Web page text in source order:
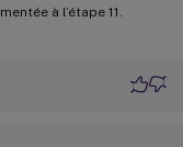
à l’étape 11.